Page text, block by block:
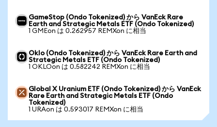
GameStop (Ondo Tokenized) から VanEck Rare
Earth and Strategic Metals ETF (Ondo Tokenized)
1 GMEon は 0.262957 REMXon に相当
Oklo (Ondo Tokenized) から VanEck Rare Earth and
Strategic Metals ETF (Ondo Tokenized)
1 OKLOon は 0.582242 REMXon に相当
Global X Uranium ETF (Ondo Tokenized) から VanEck
Rare Earth and Strategic Metals ETF (Ondo
Tokenized)
1 URAon は 0.593017 REMXon に相当